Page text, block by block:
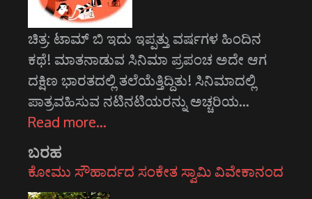
ಚಿತ್ರ: ಟಾಮ್ ಬಿ ಇದು ಇಪ್ಪತ್ತು ವರ್ಷಗಳ ಹಿಂದಿನ
ಕಥೆ! ಮಾತನಾಡುವ ಸಿನಿಮಾ ಪ್ರಪಂಚ ಅದೇ ಆಗ
ದಕ್ಷಿಣ ಭಾರತದಲ್ಲಿ ತಲೆಯೆತ್ತಿದ್ದಿತು! ಸಿನಿಮಾದಲ್ಲಿ
ಪಾತ್ರವಹಿಸುವ ನಟಿನಟಿಯರನ್ನು ಅಚ್ಚರಿಯ…
Read more…
ಬರಹ
ಕೋಮು ಸೌಹಾರ್ದದ ಸಂಕೇತ ಸ್ವಾಮಿ ವಿವೇಕಾನಂದ